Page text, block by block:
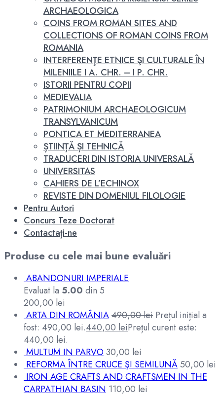
ARCHAEOLOGICA
COINS FROM ROMAN SITES AND
COLLECTIONS OF ROMAN COINS FROM
ROMANIA
INTERFERENŢE ETNICE ŞI CULTURALE ÎN
MILENIILE I A. CHR. – I P. CHR.
ISTORII PENTRU COPII
MEDIEVALIA
PATRIMONIUM ARCHAEOLOGICUM
TRANSYLVANICUM
PONTICA ET MEDITERRANEA
ȘTIINȚĂ ȘI TEHNICĂ
TRADUCERI DIN ISTORIA UNIVERSALĂ
UNIVERSITAS
CAHIERS DE L’ECHINOX
REVISTE DIN DOMENIUL FILOLOGIE
Pentru Autori
Concurs Teze Doctorat
Contactați-ne
Produse cu cele mai bune evaluări
ABANDONURI IMPERIALE
Evaluat la 5.00 din 5
200,00 lei
ARTA DIN ROMÂNIA490,00lei Prețul inițial a
fost: 490,00 lei.440,00 leiPrețul curent este:
440,00 lei.
MULTUM IN PARVO30,00 lei
REFORMA ÎNTRE CRUCE ŞI SEMILUNĂ50,00 lei
IRON AGE CRAFTS AND CRAFTSMEN IN THE
CARPATHIAN BASIN 110,00 lei